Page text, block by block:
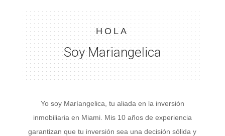
HOLA
Soy Mariangelica
Yo soy Maríangelica, tu aliada en la inversión
inmobiliaria en Miami. Mis 10 años de experiencia
garantizan que tu inversión sea una decisión sólida y